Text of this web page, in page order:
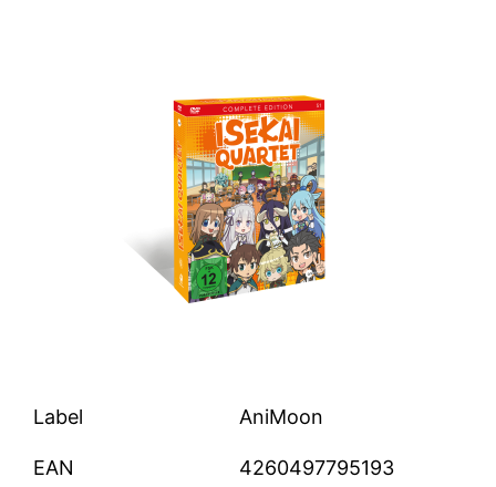
Label AniMoon
EAN 4260497795193